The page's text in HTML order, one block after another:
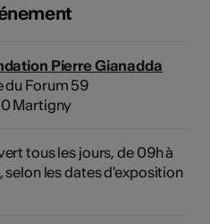
Pierre Gianadda
du Forum 59
Martigny
tous les jours, de 09h à
selon les dates d'exposition